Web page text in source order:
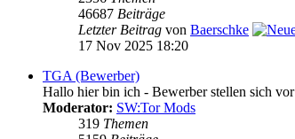
46687 Beiträge
Letzter Beitrag von Baerschke
17 Nov 2025 18:20
TGA (Bewerber)
Hallo hier bin ich - Bewerber stellen sich vor
Moderator: SW:Tor Mods
319 Themen